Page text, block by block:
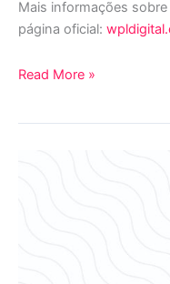
Mais informações
página oficial:
Read More »